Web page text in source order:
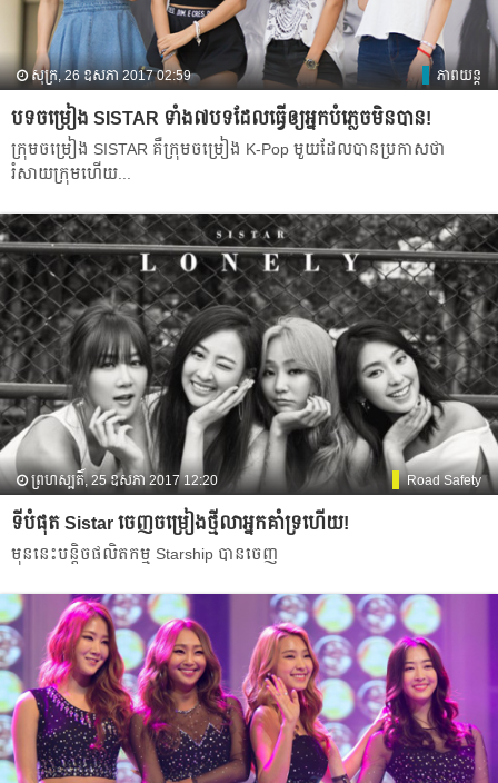
សុក្រ, 26 ឧសភា 2017 02:59 ភាពយន្ត
បទ​ចម្រៀង​ SISTAR ទាំង​៧បទ​ដែល​ធ្វើ​ឲ្យ​អ្នក​បំភ្លេច​មិន​បាន!
ក្រុម​ចម្រៀង SISTAR គឺ​ក្រុម​ចម្រៀង​ K-Pop មួយ​ដែល​​បាន​ប្រកាស​ថា​
រំសាយ​ក្រុម​ហើយ​...
ព្រហស្បតិ៍, 25 ឧសភា 2017 12:20 Road Safety
ទីបំផុត​ Sistar ចេញ​ចម្រៀង​ថ្មី​លា​អ្នក​គាំទ្រ​ហើយ!
មុន​នេះ​បន្តិច​ផលិតកម្ម Starship បាន​ចេញ